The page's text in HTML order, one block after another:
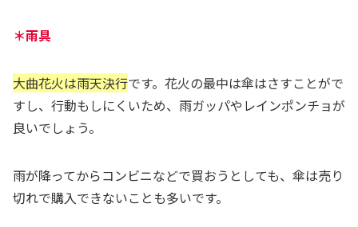
＊雨具
大曲花火は雨天決行です。花火の最中は傘はさすことがで
すし、行動もしにくいため、雨ガッパやレインポンチョが
良いでしょう。
雨が降ってからコンビニなどで買おうとしても、傘は売り
切れで購入できないことも多いです。